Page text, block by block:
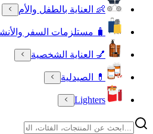
👶 العناية بالطفل والأم
🧳 مستلزمات السفر
💅 العناية الشخصية
💊 الصيدلية
Lighters